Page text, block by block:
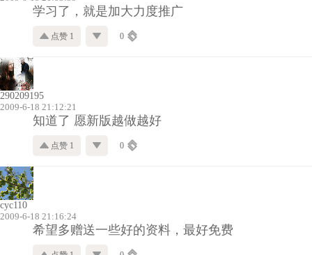
学习了，就是加大力度推广
点赞 1 0
290209195
2009-6-18 21:12:21
知道了 愿新版越做越好
点赞 1 0
cyc110
2009-6-18 21:16:24
希望多赠送一些好的资料，最好免费